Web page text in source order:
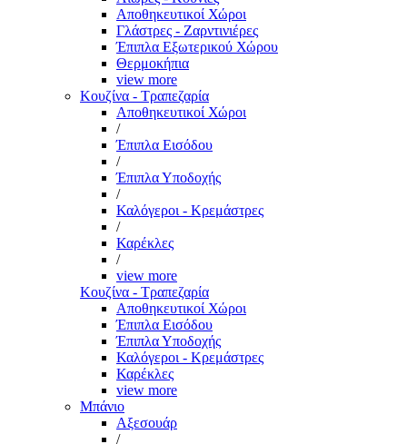
Αποθηκευτικοί Χώροι
Γλάστρες - Ζαρντινιέρες
Έπιπλα Εξωτερικού Χώρου
Θερμοκήπια
view more
Κουζίνα - Τραπεζαρία
Αποθηκευτικοί Χώροι
/
Έπιπλα Εισόδου
/
Έπιπλα Υποδοχής
/
Καλόγεροι - Κρεμάστρες
/
Καρέκλες
/
view more
Κουζίνα - Τραπεζαρία
Αποθηκευτικοί Χώροι
Έπιπλα Εισόδου
Έπιπλα Υποδοχής
Καλόγεροι - Κρεμάστρες
Καρέκλες
view more
Μπάνιο
Αξεσουάρ
/